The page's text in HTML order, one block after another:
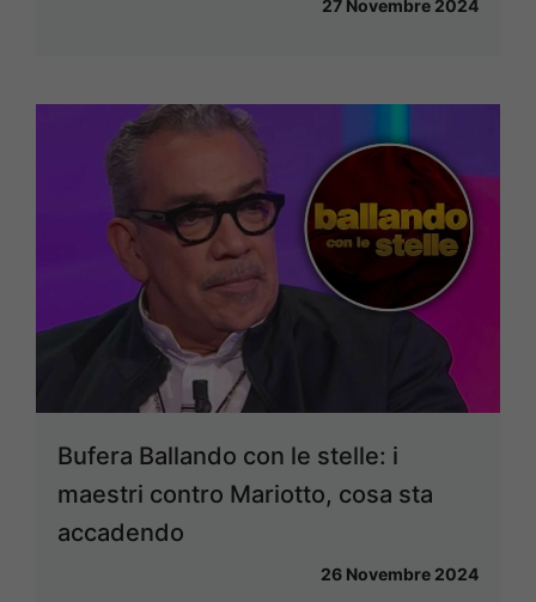
27 Novembre 2024
Bufera Ballando con le stelle: i
maestri contro Mariotto, cosa sta
accadendo
26 Novembre 2024